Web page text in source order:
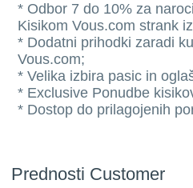
* Odbor 7 do 10% za
Kisikom Vous.com strank
* Dodatni prihodki zaradi
Vous.com;
* Velika izbira pasic in
* Exclusive Ponudbe
* Dostop do prilagojenih
Prednosti Customer